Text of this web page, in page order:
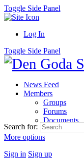
Toggle Side Panel
Log In
Toggle Side Panel
News Feed
Members
Groups
Forums
Documents
More options
Sign in Sign up
Search for: